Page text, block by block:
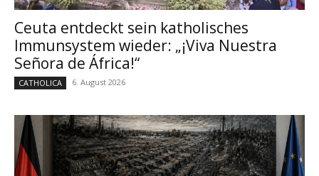
Ceuta entdeckt sein katholisches
Immunsystem wieder: „¡Viva Nuestra
Señora de África!“
CATHOLICA 6. August 2026